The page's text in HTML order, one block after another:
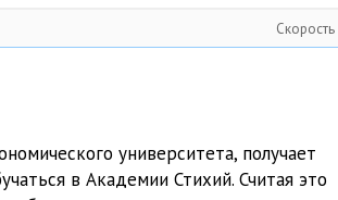
Скорость
университета, получает
в Академии Стихий. Считая это